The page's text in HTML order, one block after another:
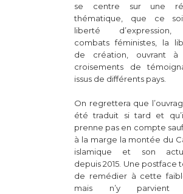
se centre sur une
thématique, que ce
liberté
combats féministes, la
de création, ouvrant à
croisements de
issus de différents pays.
On regrettera que
été traduit si tard et
prenne pas en compte
à la marge la montée du
islamique et son
depuis 2015. Une postface
de remédier à cette
mais n’y parvient